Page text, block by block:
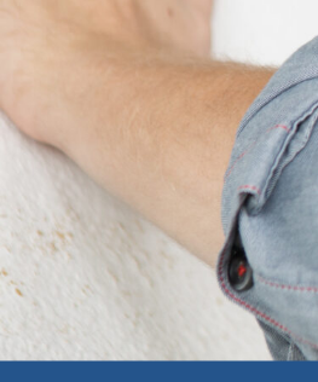
erleben Sie die
hochwertigen
Kirchendemenreuth
✅ Unverbindlich &
✅Persönliche
Experten für
✅ Sicherheit, Komfort
✅ Inkl.
fachgerechter